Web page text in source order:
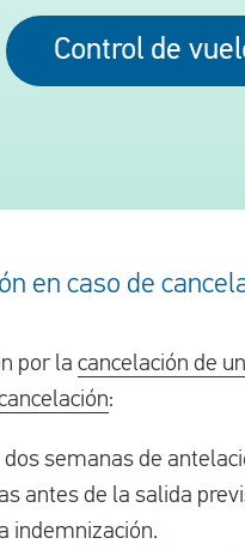
Control de
en caso de
por la cancelación de
:
semanas de
antes de la salida
indemnización.